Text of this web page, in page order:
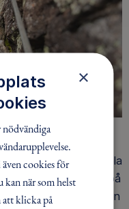
våra äventyr, över hela
unga och vuxna på
på vattnet, snön, isen
×
nödvändiga
cookies för
när som helst
att klicka på